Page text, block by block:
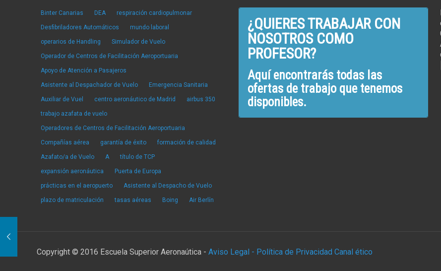
Binter Canarias DEA respiración cardiopulmonar
Desfibriladores Automáticos mundo laboral
operarios de Handling Simulador de Vuelo
Operador de Centros de Facilitación Aeroportuaria
Apoyo de Atención a Pasajeros
Asistente al Despachador de Vuelo Emergencia Sanitaria
Auxiliar de Vuel centro aeronáutico de Madrid airbus 350
trabajo azafata de vuelo
Operadores de Centros de Facilitación Aeroportuaria
Compañías aérea garantía de éxito formación de calidad
Azafato/a de Vuelo A título de TCP
expansión aeronáutica Puerta de Europa
prácticas en el aeropuerto Asistente al Despacho de Vuelo
plazo de matriculación tasas aéreas Boing Air Berlín
¿QUIERES TRABAJAR CON
NOSOTROS COMO
PROFESOR?
Aquí encontrarás todas las
ofertas de trabajo que tenemos
disponibles.
Copyright © 2016 Escuela Superior Aeronaútica - Aviso Legal - Política de Privacidad Canal ético